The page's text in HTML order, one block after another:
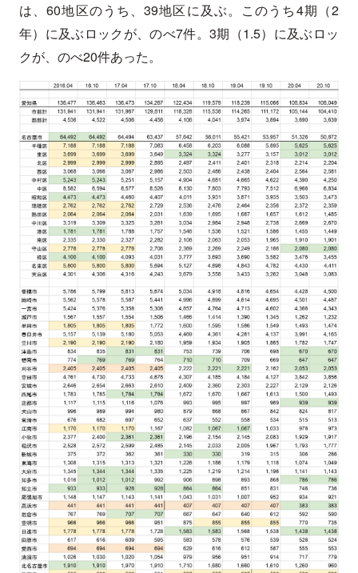
は、60地区のうち、39地区に及ぶ。このうち4期（2
年）に及ぶロックが、のべ7件。3期（1.5）に及ぶロッ
クが、のべ20件あった。